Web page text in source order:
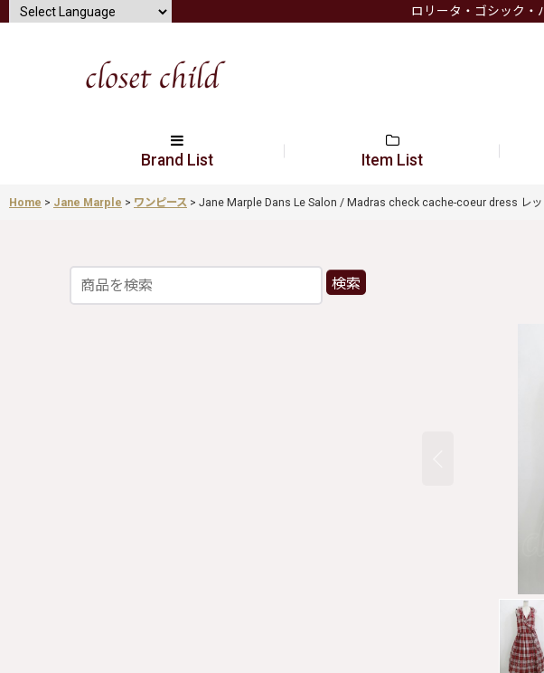
ロリータ・ゴシック・
Brand List Item List
Home > Jane Marple > ワンピース > Jane Marple Dans Le Salon / Madras check cache-coeur dress レッ
検索